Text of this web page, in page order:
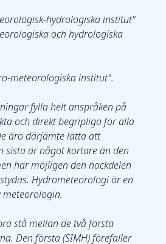
hydrologiska institut"
och hydrologiska
meteorologiska institut".
fylla helt anspråken på
och direkt begripliga för alla
äro därjämte lätta att
sista är något kortare än den
har möjligen den nackdelen
Hydrometeorologi är en
meteorologin.
stå mellan de två första
Den första (SIMH) förefaller